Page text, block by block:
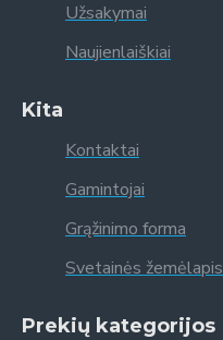
Užsakymai
Naujienlaiškiai
Kita
Kontaktai
Gamintojai
Grąžinimo forma
Svetainės žemėlapis
Prekių kategorijos